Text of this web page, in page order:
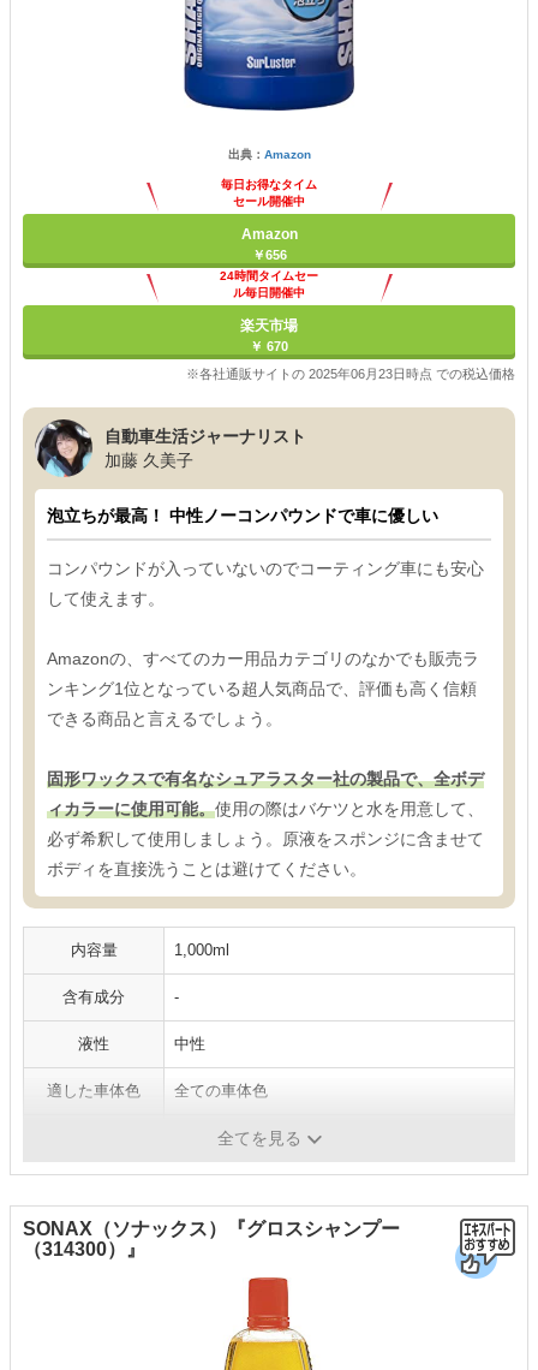
出典： Amazon
毎日お得なタイム
セール開催中
Amazon
￥656
24時間タイムセー
ル毎日開催中
楽天市場
￥ 670
※各社通販サイトの 2025年06月23日時点 での税込価格
自動車生活ジャーナリスト
加藤 久美子
泡立ちが最高！ 中性ノーコンパウンドで車に優しい
コンパウンドが入っていないのでコーティング車にも安心
して使えます。
Amazonの、すべてのカー用品カテゴリのなかでも販売ラ
ンキング1位となっている超人気商品で、評価も高く信頼
できる商品と言えるでしょう。
固形ワックスで有名なシュアラスター社の製品で、全ボデ
ィカラーに使用可能。使用の際はバケツと水を用意して、
必ず希釈して使用しましょう。原液をスポンジに含ませて
ボディを直接洗うことは避けてください。
内容量 1,000ml
含有成分 -
液性 中性
適した車体色 全ての車体色
全てを見る
SONAX（ソナックス）『グロスシャンプー
（314300）』